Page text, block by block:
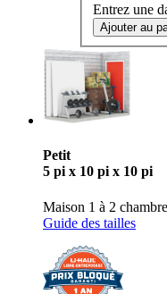
Entrez une
Ajouter au
Petit
5 pi x 10 pi x 10 pi
Maison 1 à 2
Guide des tailles